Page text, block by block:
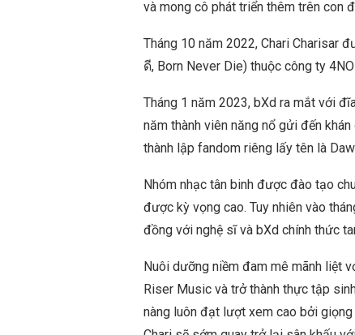
và mong cô phát triển thêm trên con
Tháng 10 năm 2022, Chari Charisar
ดี, Born Never Die) thuộc công ty
Tháng 1 năm 2023, bXd ra mắt với
năm thành viên năng nổ gửi đến
thành lập fandom riêng lấy tên là
Nhóm nhạc tân binh được đào tạo
được kỳ vọng cao. Tuy nhiên vào
đồng với nghệ sĩ và bXd chính thức
Nuôi dưỡng niềm đam mê mãnh liệt
Riser Music và trở thành thực tập
nàng luôn đạt lượt xem cao bởi